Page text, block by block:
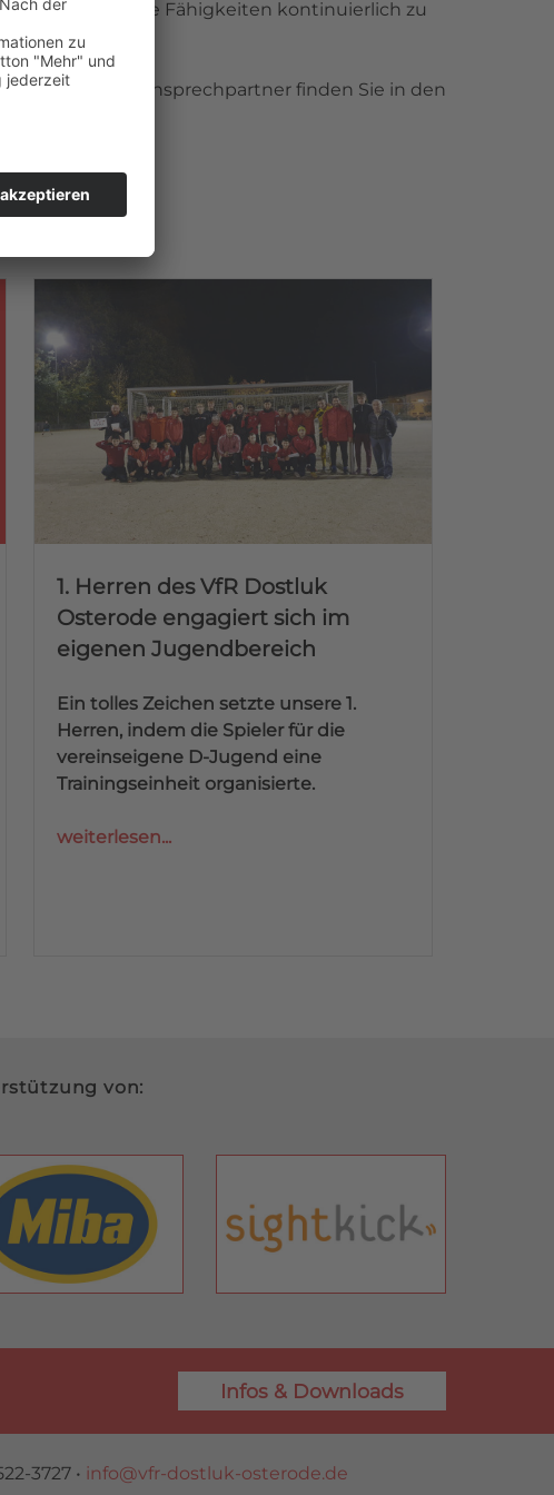
bieten, um ihre Fähigkeiten kontinuierlich zu
zu machen.
und Ansprechpartner finden Sie in den
1. Herren des VfR Dostluk
Osterode engagiert sich im
eigenen Jugendbereich
Ein tolles Zeichen setzte unsere 1.
Herren, indem die Spieler für die
vereinseigene D-Jugend eine
Trainingseinheit organisierte.
weiterlesen...
von:
Infos & Downloads
3727 • info@vfr-dostluk-osterode.de